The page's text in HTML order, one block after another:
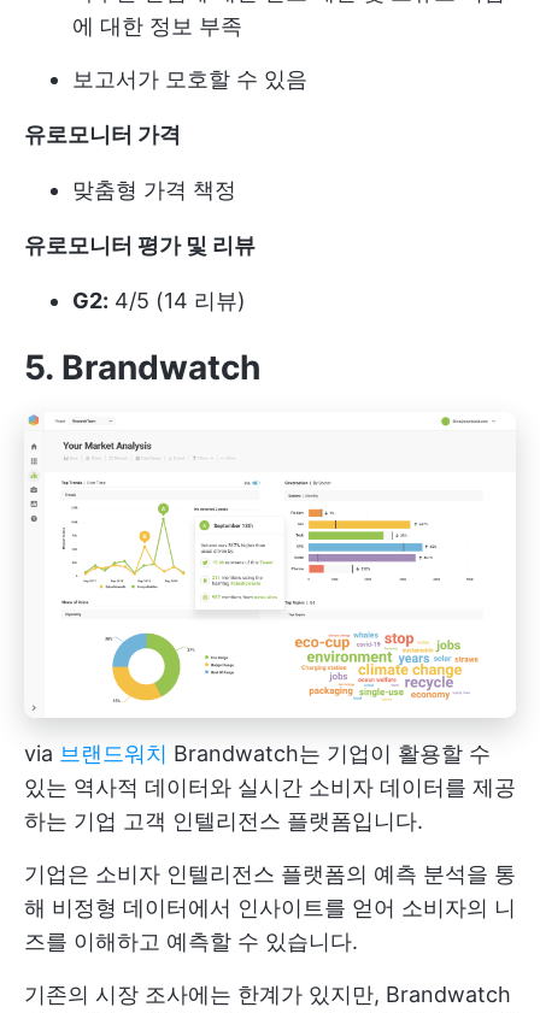
에 대한 정보 부족
보고서가 모호할 수 있음
유로모니터 가격
맞춤형 가격 책정
유로모니터 평가 및 리뷰
G2: 4/5 (14 리뷰)
5. Brandwatch
via 브랜드워치 Brandwatch는 기업이 활용할 수
있는 역사적 데이터와 실시간 소비자 데이터를 제공
하는 기업 고객 인텔리전스 플랫폼입니다.
기업은 소비자 인텔리전스 플랫폼의 예측 분석을 통
해 비정형 데이터에서 인사이트를 얻어 소비자의 니
즈를 이해하고 예측할 수 있습니다.
기존의 시장 조사에는 한계가 있지만, Brandwatch